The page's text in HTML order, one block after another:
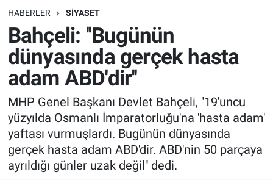
HABERLER SIYASET
Bahçeli: ''Bugünün
dünyasında gerçek hasta
adam ABD'dir''
MHP Genel Başkanı Devlet Bahçeli, ''19'uncu
yüzyılda Osmanlı İmparatorluğu'na 'hasta adam'
yaftası vurmuşlardı. Bugünün dünyasında
gerçek hasta adam ABD'dir. ABD'nin 50 parçaya
ayrıldığı günler uzak değil'' dedi.
Eğitim
Ekonomi
Genel
Kültür-Sanat
Son Dakika Haberleri
Haber Arşivi